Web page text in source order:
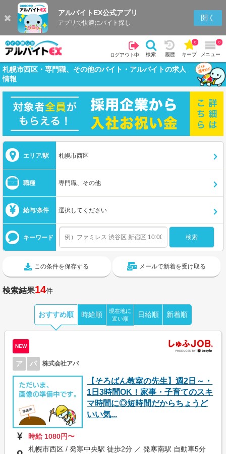
アルバイトEX公式アプリ
アプリで快適にバイト探し
開く
ログアウト中 検索 履歴 キープ
0
メニュー
0
札幌市西区・専門職、その他のバイト・アルバイトの求人
情報
エリア/駅 札幌市西区
職種 専門職、その他
給与/条件 選択してください
キーワード
この条件を保存する メールで新着を受け取る
検索結果14件
おすすめ順 時給順
現在地に
近い順
日給順 新着順
NEW
ア パ 株式会社アバ
【そろばん教室の先生】週2日～・
1日3時間OK！家事・子育てのスキ
マ時間に◎短時間だからちょうど
いい気...
時給 1080円〜
札幌市西区 / 発寒中央駅 徒歩2分 ／ 発寒南駅 自動車5分